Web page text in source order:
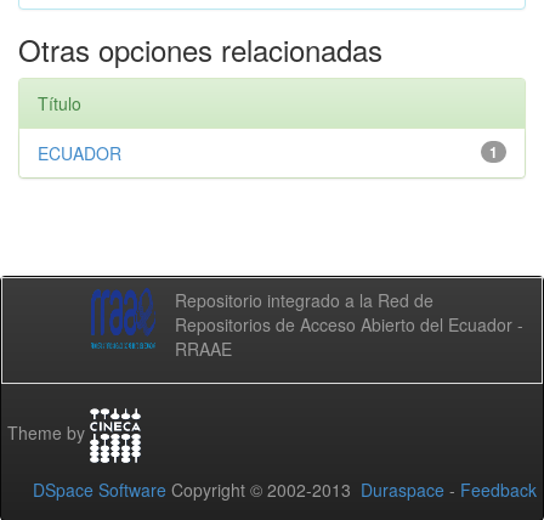
Otras opciones relacionadas
Título
1
ECUADOR
Repositorio integrado a la Red de
Repositorios de Acceso Abierto del Ecuador -
RRAAE
Theme by
DSpace Software Copyright © 2002-2013 Duraspace - Feedback